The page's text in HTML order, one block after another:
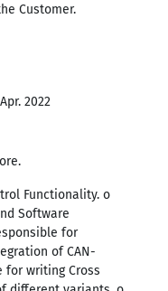
Customer.
2022
Functionality. o
Software
for
of CAN-
for writing Cross